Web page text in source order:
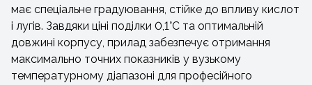
має спеціальне градуювання, стійке до впливу кислот
і лугів. Завдяки ціні поділки 0,1°C та оптимальній
довжині корпусу, прилад забезпечує отримання
максимально точних показників у вузькому
температурному діапазоні для професійного